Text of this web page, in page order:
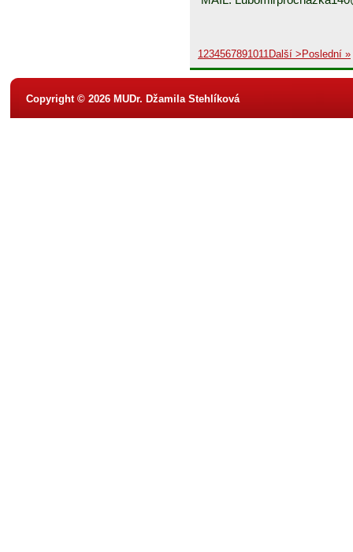
1234567891011Další > Poslední »
Copyright © 2026 MUDr. Džamila Stehlíková